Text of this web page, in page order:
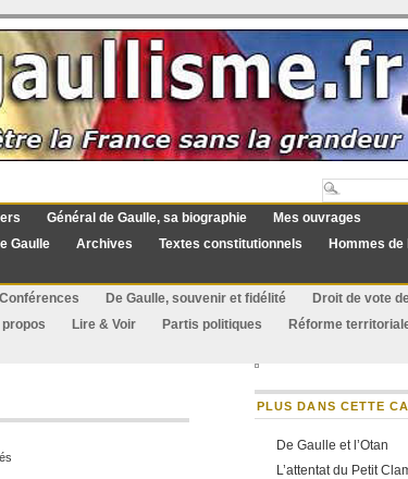
Général de Gaulle, sa biographie
Mes ouvrages
Gaulle Archives Textes constitutionnels
Hommes de
Conférences De Gaulle, souvenir et fidélité
Droit de vote
propos Lire & Voir Partis politiques
Réforme
PLUS DANS CETTE
De Gaulle et l’Otan
L’attentat du Petit